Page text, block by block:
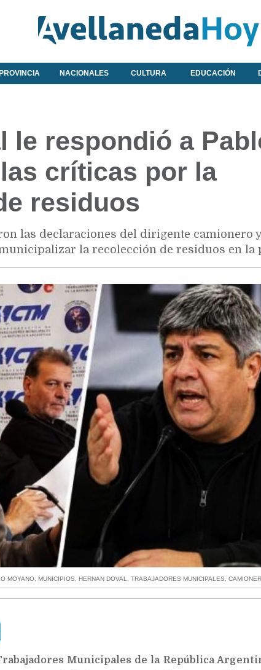
NACIONALES CULTURA EDUCACIÓN
le respondió a
críticas por la
residuos
las declaraciones del dirigente camionero y
la recolección de residuos en la
MOYANO ,MUNICIPIOS ,HERNAN DOVAL ,TRABAJADORES MUNICIPALES ,
Municipales de la República